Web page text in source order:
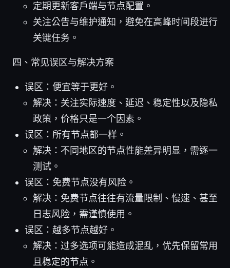
定期更新客户端与节点配置。
关注公告与维护通知，避免在高峰时间段进行
关键任务。
四、常见误区与解决方案
误区：便宜等于更好。
解决：关注实际速度、延迟、稳定性以及隐私
政策，价格只是一个因素。
误区：所有节点都一样。
解决：不同地区的节点性能差异明显，需逐一
测试。
误区：免费节点没有风险。
解决：免费节点往往有流量限制、慢速、甚至
日志风险，需谨慎使用。
误区：越多节点越好。
解决：过多选项可能造成混乱，优先保留常用
且稳定的节点。